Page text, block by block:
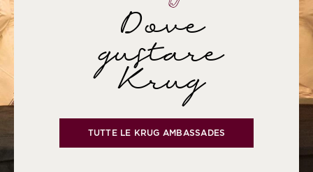
Dove
gustare
Krug
TUTTE LE KRUG AMBASSADES